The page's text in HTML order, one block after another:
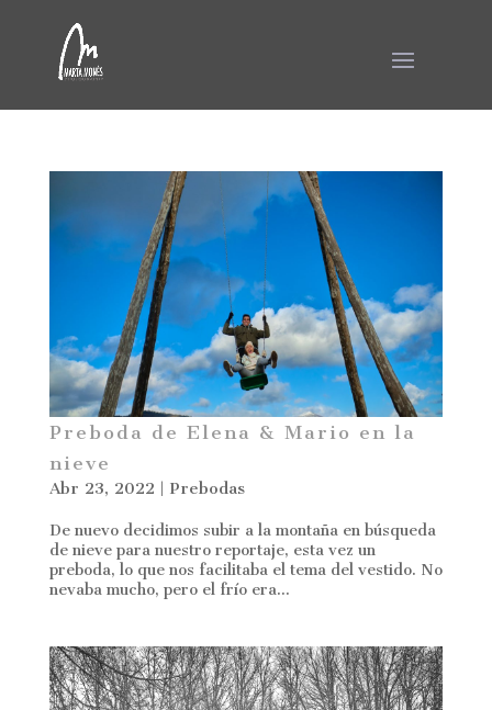
Preboda de Elena & Mario en la
nieve
Abr 23, 2022 | Prebodas
De nuevo decidimos subir a la montaña en búsqueda
de nieve para nuestro reportaje, esta vez un
preboda, lo que nos facilitaba el tema del vestido. No
nevaba mucho, pero el frío era...